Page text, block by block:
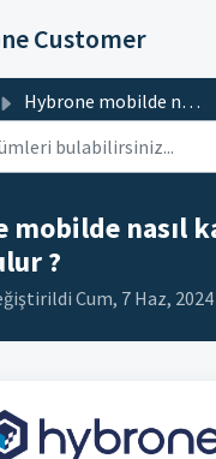
Customer
Hybrone mobilde nasıl kayıt oluşturulur ?
mobilde nasıl
?
Cum, 7 Haz, 2024